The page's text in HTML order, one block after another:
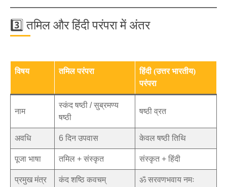
3️⃣ तमिल और हिंदी परंपरा में अंतर
विषय तमिल परंपरा
हिंदी (उत्तर भारतीय)
परंपरा
नाम
स्कंद षष्ठी / सुब्रमण्य
षष्ठी
षष्ठी व्रत
अवधि 6 दिन उपवास केवल षष्ठी तिथि
पूजा भाषा तमिल + संस्कृत संस्कृत + हिंदी
प्रमुख मंत्र कंद शष्ठि कवचम् ॐ सरवणभवाय नमः